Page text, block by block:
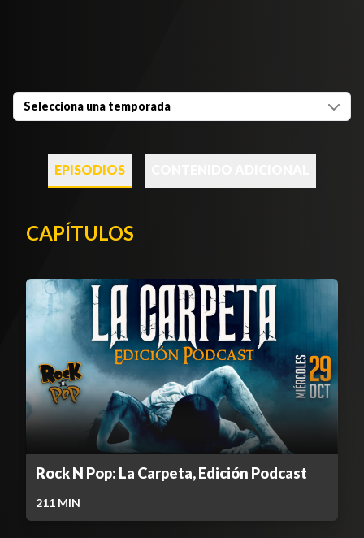
Selecciona una temporada
EPISODIOS
CAPÍTULOS
Rock N Pop: La Carpeta, Edición Podcast
211 MIN